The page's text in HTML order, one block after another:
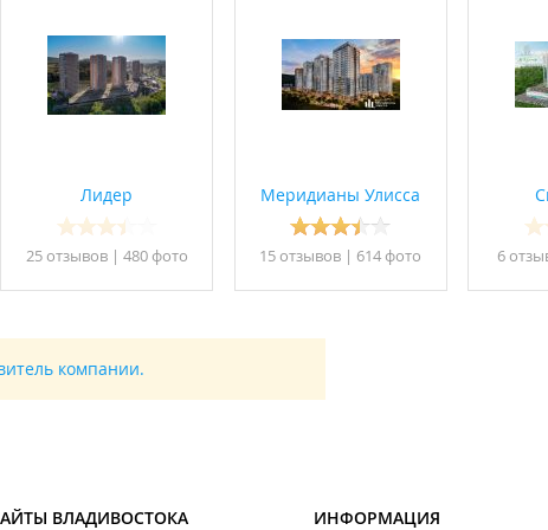
базальтовых стеновых блоков М50, толщиной 190мм., продукция
фасад "КРАСПАН" из фиброцементных панелей и утеплителя.
теплосбережения, выполнено полное утепление дома по
услуг по отоплению
на 600 кг., лифты опускаются в парковочную зону,
возраста,
воды,
перегородок.
Лидер
25 отзывов| 480 фото
Меридианы Улисса
15 отзывов | 614 фото 6
компании.
ВЛАДИВОСТОКА ИНФОРМАЦИЯ